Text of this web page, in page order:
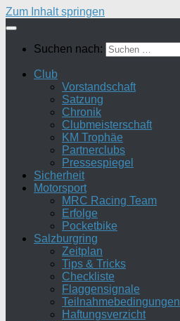
Zum Inhalt springen
Suchen nach:
Club
Vorstandschaft
Satzung
Chronik
Clubmeisterschaft
KM Trophäe
Partnerclubs
Pressespiegel
Sicherheit
Motorsport
MRC Racing Team
Erfolge
Pocketbike
Salzburgring
Zeitplan
Tips & Tricks
Checkliste
Flaggensignale
Teilnahmebedingungen
Haftungsverzicht